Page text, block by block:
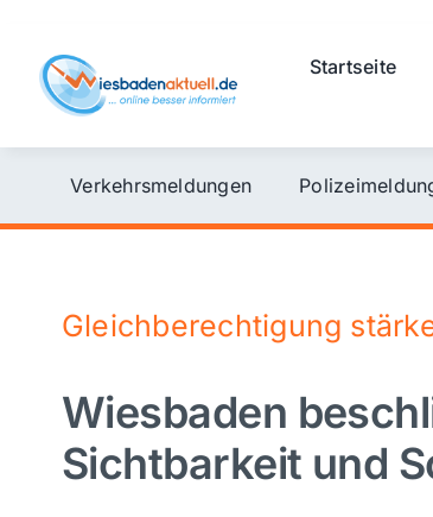
content
Startseite
Verkehrsmeldungen
Gleichberechtigung
Wiesbaden
Sichtbarkeit und